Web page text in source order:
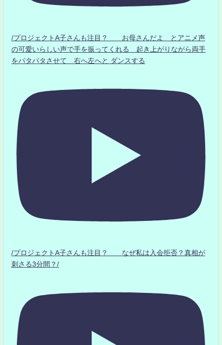
/プロジェクトA子さんも注目？ お母さんだよ とアニメ声
の可愛いらしい声で手を振ってくれる 起き上がりながら両手
をパタパタさせて 右へ左へと ダンスする
/プロジェクトA子さんも注目？ なぜ私は入会拒否？真相が
刺さる3分間？/